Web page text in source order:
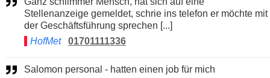
Stellenanzeige gemeldet, schrie ins telefon er möchte mit
der Geschäftsführung sprechen [...]
HofMet
01701111336
Salomon personal - hatten einen job für mich